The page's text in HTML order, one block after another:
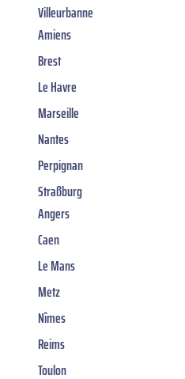
Villeurbanne
Amiens
Brest
Le Havre
Marseille
Nantes
Perpignan
Straßburg
Angers
Caen
Le Mans
Metz
Nîmes
Reims
Toulon